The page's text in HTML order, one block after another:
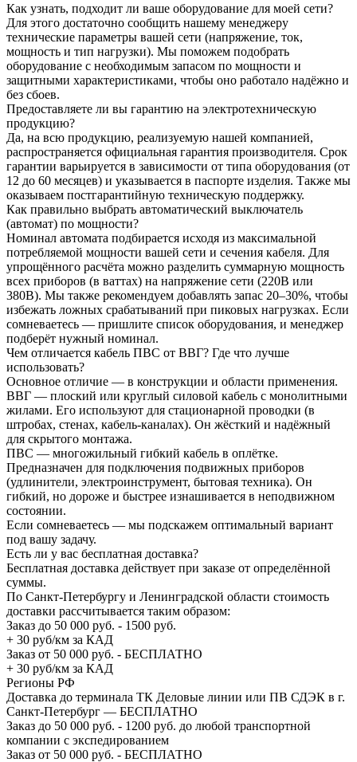
Как узнать, подходит ли ваше оборудование для моей сети?
Для этого достаточно сообщить нашему менеджеру
технические параметры вашей сети (напряжение, ток,
мощность и тип нагрузки). Мы поможем подобрать
оборудование с необходимым запасом по мощности и
защитными характеристиками, чтобы оно работало надёжно и
без сбоев.
Предоставляете ли вы гарантию на электротехническую
продукцию?
Да, на всю продукцию, реализуемую нашей компанией,
распространяется официальная гарантия производителя. Срок
гарантии варьируется в зависимости от типа оборудования (от
12 до 60 месяцев) и указывается в паспорте изделия. Также мы
оказываем постгарантийную техническую поддержку.
Как правильно выбрать автоматический выключатель
(автомат) по мощности?
Номинал автомата подбирается исходя из максимальной
потребляемой мощности вашей сети и сечения кабеля. Для
упрощённого расчёта можно разделить суммарную мощность
всех приборов (в ваттах) на напряжение сети (220В или
380В). Мы также рекомендуем добавлять запас 20–30%, чтобы
избежать ложных срабатываний при пиковых нагрузках. Если
сомневаетесь — пришлите список оборудования, и менеджер
подберёт нужный номинал.
Чем отличается кабель ПВС от ВВГ? Где что лучше
использовать?
Основное отличие — в конструкции и области применения.
ВВГ — плоский или круглый силовой кабель с монолитными
жилами. Его используют для стационарной проводки (в
штробах, стенах, кабель-каналах). Он жёсткий и надёжный
для скрытого монтажа.
ПВС — многожильный гибкий кабель в оплётке.
Предназначен для подключения подвижных приборов
(удлинители, электроинструмент, бытовая техника). Он
гибкий, но дороже и быстрее изнашивается в неподвижном
состоянии.
Если сомневаетесь — мы подскажем оптимальный вариант
под вашу задачу.
Есть ли у вас бесплатная доставка?
Бесплатная доставка действует при заказе от определённой
суммы.
По Санкт-Петербургу и Ленинградской области стоимость
доставки рассчитывается таким образом:
Заказ до 50 000 руб. - 1500 руб.
+ 30 руб/км за КАД
Заказ от 50 000 руб. - БЕСПЛАТНО
+ 30 руб/км за КАД
Регионы РФ
Доставка до терминала ТК Деловые линии или ПВ СДЭК в г.
Санкт-Петербург — БЕСПЛАТНО
Заказ до 50 000 руб. - 1200 руб. до любой транспортной
компании с экспедированием
Заказ от 50 000 руб. - БЕСПЛАТНО